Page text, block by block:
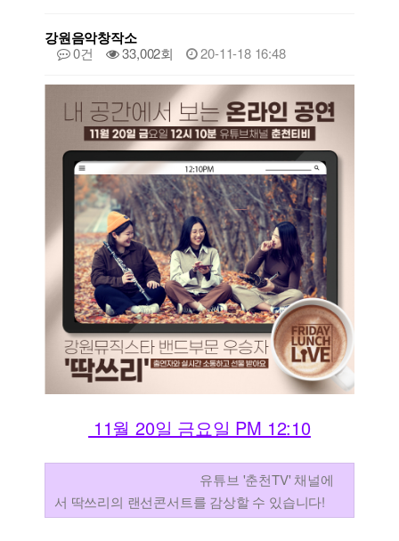
강원음악창작소
0건 33,002회 20-11-18 16:48
11월 20일 금요일 PM 12:10
유튜브 '춘천TV' 채널에
서 딱쓰리의 랜선콘서트를 감상할 수 있습니다!